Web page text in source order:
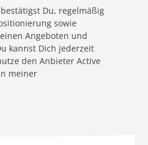
Du, regelmäßig
sowie
Angeboten und
kannst Dich jederzeit
den Anbieter Active
meiner